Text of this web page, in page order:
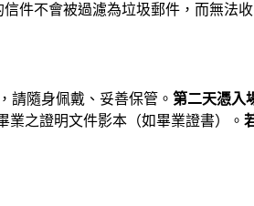
件不會被過濾為垃圾郵件，而無法
請隨身佩戴、妥善保管。 第二天憑入
業之證明文件影本（如畢業證書）。